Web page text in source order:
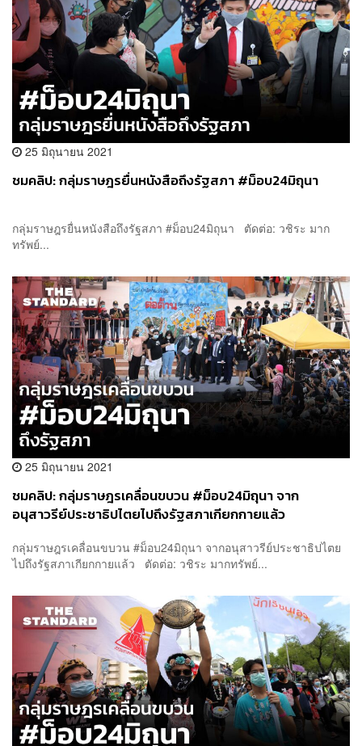
25 มิถุนายน 2021
ชมคลิป: กลุ่มราษฎรยื่นหนังสือถึงรัฐสภา #ม็อบ24มิถุนา
กลุ่มราษฎรยื่นหนังสือถึงรัฐสภา #ม็อบ24มิถุนา ตัดต่อ: วชิระ มาก
ทรัพย์...
25 มิถุนายน 2021
ชมคลิป: กลุ่มราษฎรเคลื่อนขบวน #ม็อบ24มิถุนา จาก
อนุสาวรีย์ประชาธิปไตยไปถึงรัฐสภาเกียกกายแล้ว
กลุ่มราษฎรเคลื่อนขบวน #ม็อบ24มิถุนา จากอนุสาวรีย์ประชาธิปไตย
ไปถึงรัฐสภาเกียกกายแล้ว ตัดต่อ: วชิระ มากทรัพย์...